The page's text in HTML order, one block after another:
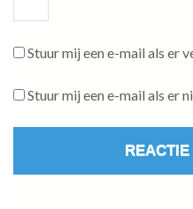
Stuur mij een e-mail als er
Stuur mij een e-mail als er